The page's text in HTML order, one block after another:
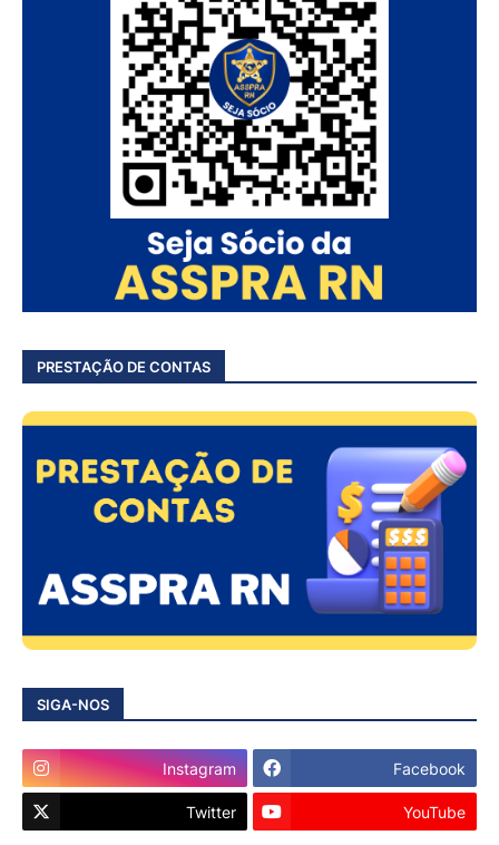
PRESTAÇÃO DE CONTAS
SIGA-NOS
Instagram Facebook
Twitter YouTube